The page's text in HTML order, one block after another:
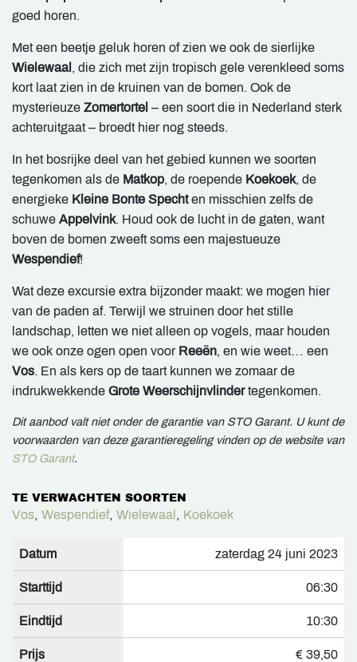
goed horen.
Met een beetje geluk horen of zien we ook de sierlijke
Wielewaal , die zich met zijn tropisch gele verenkleed soms
kort laat zien in de kruinen van de bomen. Ook de
mysterieuze Zomertortel – een soort die in Nederland sterk
achteruitgaat – broedt hier nog steeds.
In het bosrijke deel van het gebied kunnen we soorten
tegenkomen als de Matkop, de roepende Koekoek, de
energieke Kleine Bonte Spechten misschien zelfs de
schuwe Appelvink. Houd ook de lucht in de gaten, want
boven de bomen zweeft soms een majestueuze
Wespendief!
Wat deze excursie extra bijzonder maakt: we mogen hier
van de paden af. Terwijl we struinen door het stille
landschap, letten we niet alleen op vogels, maar houden
we ook onze ogen open voor Reeën, en wie weet… een
Vos. En als kers op de taart kunnen we zomaar de
indrukwekkende Grote Weerschijnvlindertegenkomen.
Dit aanbod valt niet onder de garantie van STO Garant. U kunt de
voorwaarden van deze garantieregeling vinden op de website van
STO Garant.
TE VERWACHTEN SOORTEN
Vos, Wespendief, Wielewaal , Koekoek
Datum zaterdag 24 juni 2023
Starttijd 06:30
Eindtijd 10:30
Prijs € 39,50